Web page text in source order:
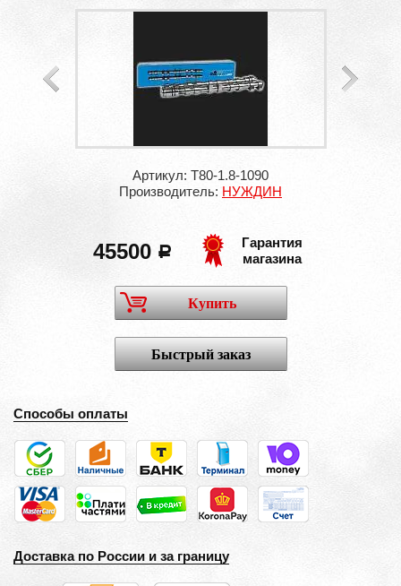
Артикул: T80-1.8-1090
Производитель: НУЖДИН
45500 a
Гарантия
магазина
Купить
Быстрый заказ
Способы оплаты
Доставка по России и за границу